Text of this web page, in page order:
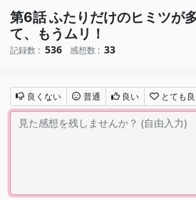
第6話 ふたりだけのヒミツが
て、もうムリ！
記録数 : 536 感想数 : 33
良くない 普通 良い とても